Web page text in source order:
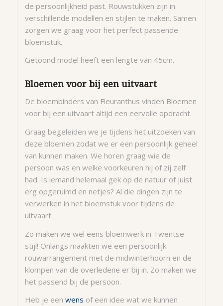
de persoonlijkheid past. Rouwstukken zijn in
verschillende modellen en stijlen te maken. Samen
zorgen we graag voor het perfect passende
bloemstuk.
Getoond model heeft een lengte van 45cm.
Bloemen voor bij een uitvaart
De bloembinders van Fleuranthus vinden Bloemen
voor bij een uitvaart altijd een eervolle opdracht.
Graag begeleiden we je tijdens het uitzoeken van
deze bloemen zodat we er een persoonlijk geheel
van kunnen maken. We horen graag wie de
persoon was en welke voorkeuren hij of zij zelf
had. Is iemand helemaal gek op de natuur of juist
erg opgeruimd en netjes? Al die dingen zijn te
verwerken in het bloemstuk voor tijdens de
uitvaart.
Zo maken we wel eens bloemwerk in Twentse
stijl! Onlangs maakten we een persoonlijk
rouwarrangement met de midwinterhoorn en de
klompen van de overledene er bij in. Zo maken we
het passend bij de persoon.
Heb je een wens of een idee wat we kunnen